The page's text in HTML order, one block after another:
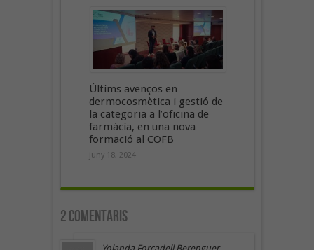
Últims avenços en
dermocosmètica i gestió de
la categoria a l’oficina de
farmàcia, en una nova
formació al COFB
juny 18, 2024
2 Comentaris